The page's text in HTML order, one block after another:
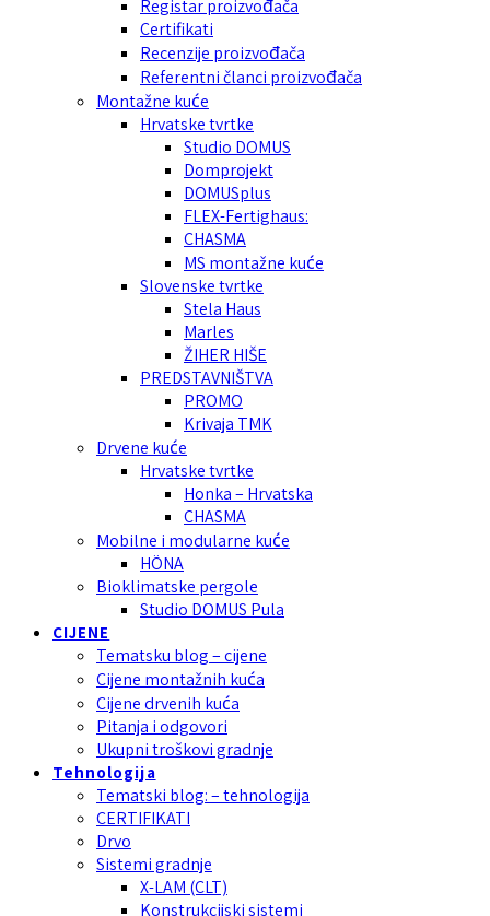
Registar proizvođača
Certifikati
Recenzije proizvođača
Referentni članci proizvođača
Montažne kuće
Hrvatske tvrtke
Studio DOMUS
Domprojekt
DOMUSplus
FLEX-Fertighaus:
CHASMA
MS montažne kuće
Slovenske tvrtke
Stela Haus
Marles
ŽIHER HIŠE
PREDSTAVNIŠTVA
PROMO
Krivaja TMK
Drvene kuće
Hrvatske tvrtke
Honka – Hrvatska
CHASMA
Mobilne i modularne kuće
HÖNA
Bioklimatske pergole
Studio DOMUS Pula
CIJENE
Tematsku blog – cijene
Cijene montažnih kuća
Cijene drvenih kuća
Pitanja i odgovori
Ukupni troškovi gradnje
Tehnologija
Tematski blog: – tehnologija
CERTIFIKATI
Drvo
Sistemi gradnje
X-LAM (CLT)
Konstrukcijski sistemi